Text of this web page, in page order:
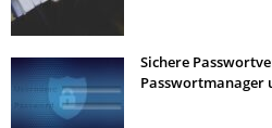
Sichere
Passwortmanager